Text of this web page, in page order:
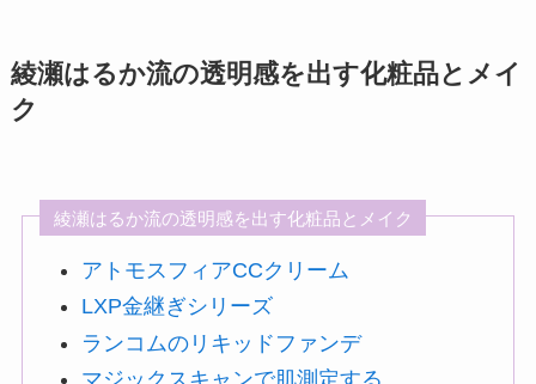
綾瀬はるか流の透明感を出す化粧品とメイ
ク
綾瀬はるか流の透明感を出す化粧品とメイク
アトモスフィアCCクリーム
LXP金継ぎシリーズ
ランコムのリキッドファンデ